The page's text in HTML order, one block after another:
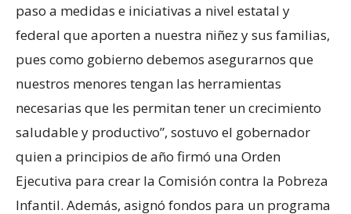
paso a medidas e iniciativas a nivel estatal y
federal que aporten a nuestra niñez y sus familias,
pues como gobierno debemos asegurarnos que
nuestros menores tengan las herramientas
necesarias que les permitan tener un crecimiento
saludable y productivo”, sostuvo el gobernador
quien a principios de año firmó una Orden
Ejecutiva para crear la Comisión contra la Pobreza
Infantil. Además, asignó fondos para un programa